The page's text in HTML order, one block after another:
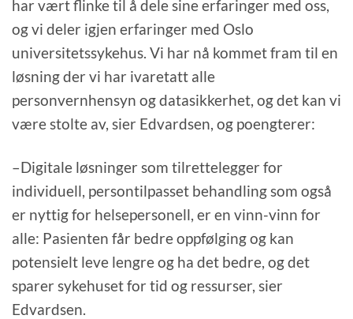
har vært flinke til å dele sine erfaringer med oss,
og vi deler igjen erfaringer med Oslo
universitetssykehus. Vi har nå kommet fram til en
løsning der vi har ivaretatt alle
personvernhensyn og datasikkerhet, og det kan vi
være stolte av, sier Edvardsen, og poengterer:
–Digitale løsninger som tilrettelegger for
individuell, persontilpasset behandling som også
er nyttig for helsepersonell, er en vinn-vinn for
alle: Pasienten får bedre oppfølging og kan
potensielt leve lengre og ha det bedre, og det
sparer sykehuset for tid og ressurser, sier
Edvardsen.